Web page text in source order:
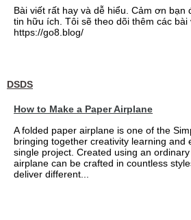
Bài viết rất hay và dễ hiểu. Cảm ơn bạn
tin hữu ích. Tôi sẽ theo dõi thêm các bài
https://go8.blog/
DSDS
How to Make a Paper Airplane
A folded paper airplane is one of the
bringing together creativity learning and
single project. Created using an
airplane can be crafted in countless
deliver different...